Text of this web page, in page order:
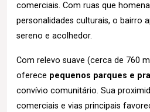
comerciais. Com ruas que
personalidades culturais, o bairro
sereno e acolhedor.
Com relevo suave (cerca de 760
oferece pequenos parques e
convívio comunitário. Sua
comerciais e vias principais